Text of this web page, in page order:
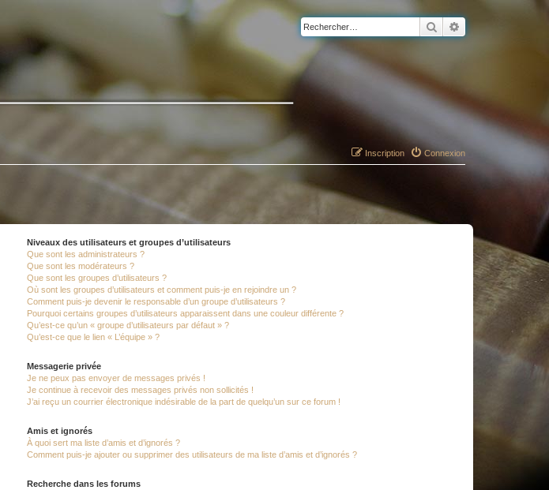
Rechercher
Connexion
Inscription
Niveaux des utilisateurs et groupes d’utilisateurs
Que sont les administrateurs ?
Que sont les modérateurs ?
Que sont les groupes d’utilisateurs ?
Où sont les groupes d’utilisateurs et comment puis-je en rejoindre un ?
Comment puis-je devenir le responsable d’un groupe d’utilisateurs ?
Pourquoi certains groupes d’utilisateurs apparaissent dans une couleur différente ?
Qu’est-ce qu’un « groupe d’utilisateurs par défaut » ?
Qu’est-ce que le lien « L’équipe » ?
Messagerie privée
Je ne peux pas envoyer de messages privés !
Je continue à recevoir des messages privés non sollicités !
J’ai reçu un courrier électronique indésirable de la part de quelqu’un sur ce forum !
Amis et ignorés
À quoi sert ma liste d’amis et d’ignorés ?
Comment puis-je ajouter ou supprimer des utilisateurs de ma liste d’amis et d’ignorés ?
Recherche dans les forums